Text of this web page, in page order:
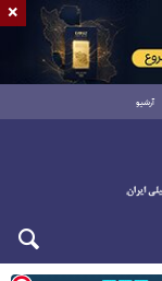
آرشیو
×